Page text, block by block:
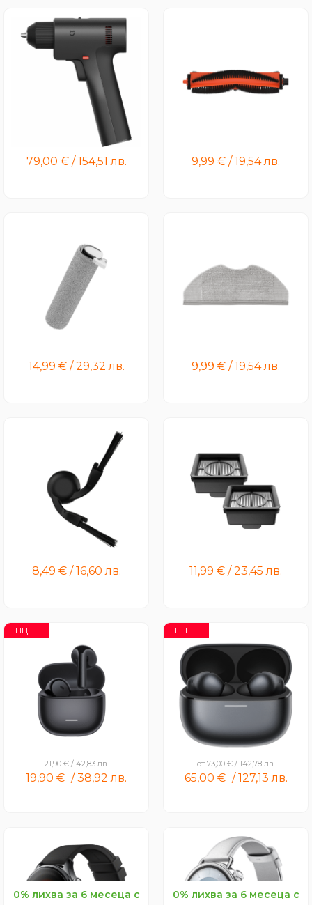
Mijia Brushless Cordless
79,00 € /154,51лв. 9,99 € /19,54лв.
Xiaomi Truclean W20 Wet
14,99 € /29,32лв. 9,99 € /19,54лв.
Xiaomi Robot Vacuum
S40/H40/5/5pro Side Brush
8,49 € /16,60лв.
Xiaomi Truclean W20 Wet
11,99 € /23,45лв.
ПЦ
REDMI Buds 8 Active
21,90€/42,83лв.
19,90 € /38,92лв.
ПЦ
Redmi Buds 8 Pro
от73,00€/142,78лв.
65,00 € /127,13лв.
0% лихва за 6 месеца с
0% лихва за 6 месеца с